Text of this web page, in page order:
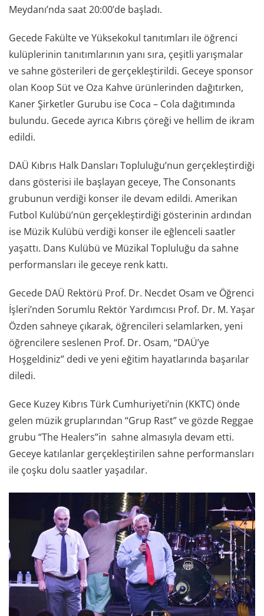
Meydanı’nda saat 20:00’de başladı.
Gecede Fakülte ve Yüksekokul tanıtımları ile öğrenci
kulüplerinin tanıtımlarının yanı sıra, çeşitli yarışmalar
ve sahne gösterileri de gerçekleştirildi. Geceye sponsor
olan Koop Süt ve Oza Kahve ürünlerinden dağıtırken,
Kaner Şirketler Gurubu ise Coca – Cola dağıtımında
bulundu. Gecede ayrıca Kıbrıs çöreği ve hellim de ikram
edildi.
DAÜ Kıbrıs Halk Dansları Topluluğu’nun gerçekleştirdiği
dans gösterisi ile başlayan geceye, The Consonants
grubunun verdiği konser ile devam edildi. Amerikan
Futbol Kulübü’nün gerçekleştirdiği gösterinin ardından
ise Müzik Kulübü verdiği konser ile eğlenceli saatler
yaşattı. Dans Kulübü ve Müzikal Topluluğu da sahne
performansları ile geceye renk kattı.
Gecede DAÜ Rektörü Prof. Dr. Necdet Osam ve Öğrenci
İşleri’nden Sorumlu Rektör Yardımcısı Prof. Dr. M. Yaşar
Özden sahneye çıkarak, öğrencileri selamlarken, yeni
öğrencilere seslenen Prof. Dr. Osam, “DAÜ’ye
Hoşgeldiniz” dedi ve yeni eğitim hayatlarında başarılar
diledi.
Gece Kuzey Kıbrıs Türk Cumhuriyeti’nin (KKTC) önde
gelen müzik gruplarından “Grup Rast” ve gözde Reggae
grubu “The Healers”in sahne almasıyla devam etti.
Geceye katılanlar gerçekleştirilen sahne performansları
ile çoşku dolu saatler yaşadılar.